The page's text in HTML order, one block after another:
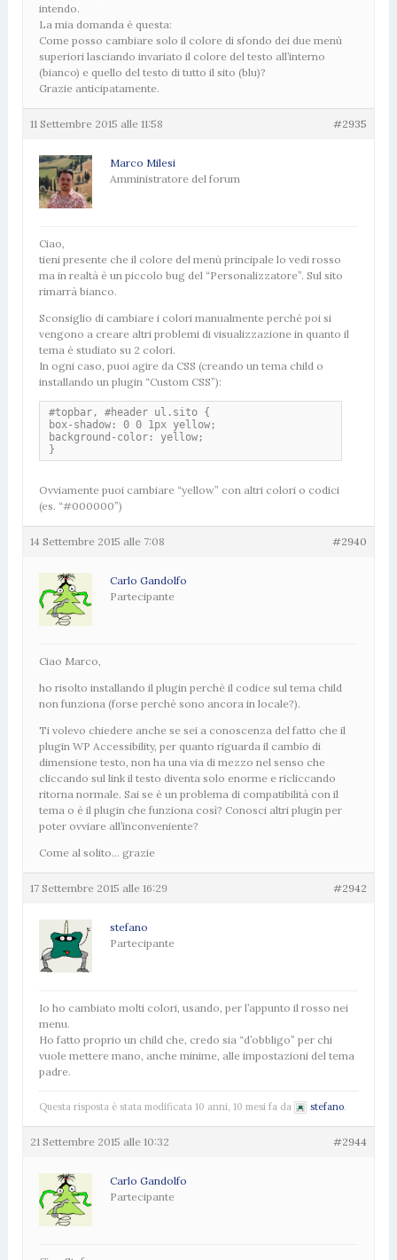
intendo.
La mia domanda è questa:
Come posso cambiare solo il colore di sfondo dei due menù
superiori lasciando invariato il colore del testo all’interno
(bianco) e quello del testo di tutto il sito (blu)?
Grazie anticipatamente.
11 Settembre 2015 alle 11:58 #2935
Marco Milesi
Amministratore del forum
Ciao,
tieni presente che il colore del menù principale lo vedi rosso
ma in realtà è un piccolo bug del “Personalizzatore”. Sul sito
rimarrà bianco.
Sconsiglio di cambiare i colori manualmente perché poi si
vengono a creare altri problemi di visualizzazione in quanto il
tema è studiato su 2 colori.
In ogni caso, puoi agire da CSS (creando un tema child o
installando un plugin “Custom CSS”):
#topbar, #header ul.sito {
box-shadow: 0 0 1px yellow;
background-color: yellow;
}
Ovviamente puoi cambiare “yellow” con altri colori o codici
(es. “#000000”)
14 Settembre 2015 alle 7:08 #2940
Carlo Gandolfo
Partecipante
Ciao Marco,
ho risolto installando il plugin perchè il codice sul tema child
non funziona (forse perchè sono ancora in locale?).
Ti volevo chiedere anche se sei a conoscenza del fatto che il
plugin WP Accessibility, per quanto riguarda il cambio di
dimensione testo, non ha una via di mezzo nel senso che
cliccando sul link il testo diventa solo enorme e ricliccando
ritorna normale. Sai se è un problema di compatibilità con il
tema o è il plugin che funziona così? Conosci altri plugin per
poter ovviare all’inconveniente?
Come al solito… grazie
17 Settembre 2015 alle 16:29 #2942
stefano
Partecipante
Io ho cambiato molti colori, usando, per l’appunto il rosso nei
menu.
Ho fatto proprio un child che, credo sia “d’obbligo” per chi
vuole mettere mano, anche minime, alle impostazioni del tema
padre.
Questa risposta è stata modificata 10 anni, 10 mesi fa da stefano.
21 Settembre 2015 alle 10:32 #2944
Carlo Gandolfo
Partecipante